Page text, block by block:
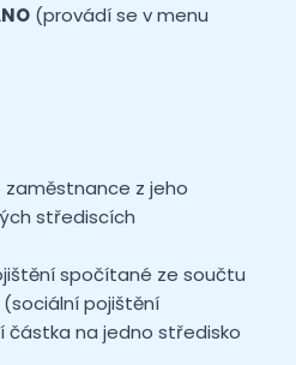
(provádí se v menu
z jeho
střediscích
spočítané ze součtu
pojištění
částka na jedno středisko